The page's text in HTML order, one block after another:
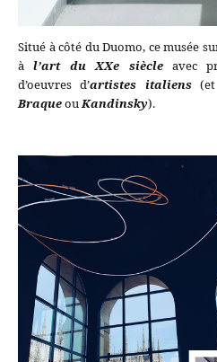
Situé à côté du Duomo, ce musée
àl’art du XXe siècleavec
d’oeuvres d’artistes italiens(et
BraqueouKandinsky).